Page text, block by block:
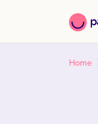
Home